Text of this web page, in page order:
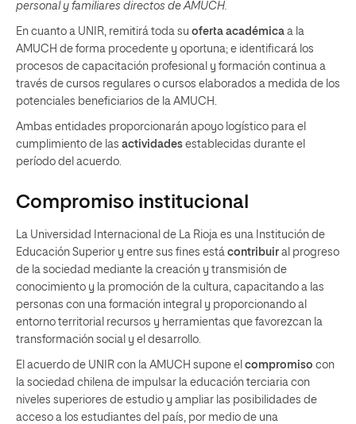
personal y familiares directos de AMUCH.
En cuanto a UNIR, remitirá toda su oferta académica a la
AMUCH de forma procedente y oportuna; e identificará los
procesos de capacitación profesional y formación continua a
través de cursos regulares o cursos elaborados a medida de los
potenciales beneficiarios de la AMUCH.
Ambas entidades proporcionarán apoyo logístico para el
cumplimiento de las actividades establecidas durante el
período del acuerdo.
Compromiso institucional
La Universidad Internacional de La Rioja es una Institución de
Educación Superior y entre sus fines está contribuir al progreso
de la sociedad mediante la creación y transmisión de
conocimiento y la promoción de la cultura, capacitando a las
personas con una formación integral y proporcionando al
entorno territorial recursos y herramientas que favorezcan la
transformación social y el desarrollo.
El acuerdo de UNIR con la AMUCH supone el compromiso con
la sociedad chilena de impulsar la educación terciaria con
niveles superiores de estudio y ampliar las posibilidades de
acceso a los estudiantes del país, por medio de una